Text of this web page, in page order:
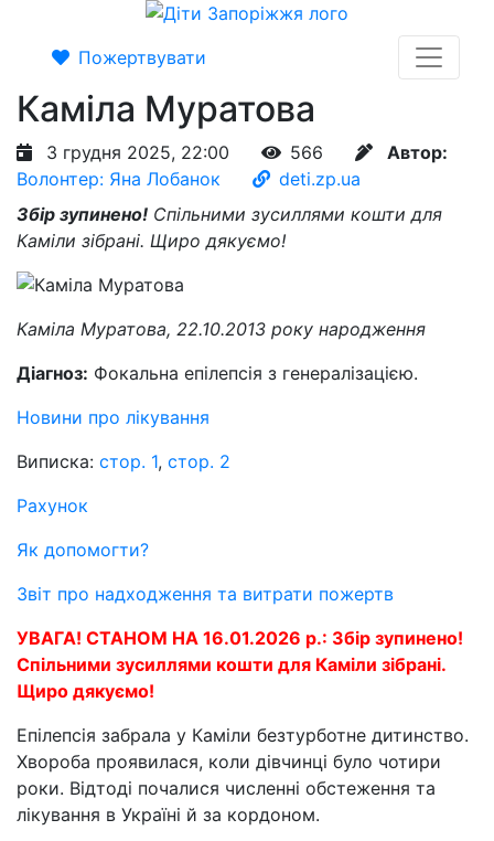
Пожертвувати
Каміла Муратова
3 грудня 2025, 22:00 566
Автор:
Волонтер: Яна Лобанок
deti.zp.ua
Збір зупинено! Спільними зусиллями кошти для
Каміли зібрані. Щиро дякуємо!
Каміла Муратова, 22.10.2013 року народження
Діагноз: Фокальна епілепсія з генералізацією.
Новини про лікування
Виписка: стор. 1, стор. 2
Рахунок
Як допомогти?
Звіт про надходження та витрати пожертв
УВАГА! СТАНОМ НА 16.01.2026 р.: Збір зупинено!
Спільними зусиллями кошти для Каміли зібрані.
Щиро дякуємо!
Епілепсія забрала у Каміли безтурботне дитинство.
Хвороба проявилася, коли дівчинці було чотири
роки. Відтоді почалися численні обстеження та
лікування в Україні й за кордоном.